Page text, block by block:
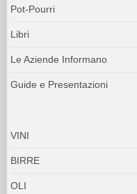
Pot-Pourri
Libri
Le Aziende Informano
Guide e Presentazioni
VINI
BIRRE
OLI